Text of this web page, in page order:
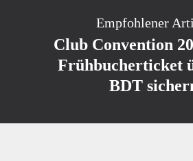
Empfohlener
Club Convention
Frühbucherticket
BDT